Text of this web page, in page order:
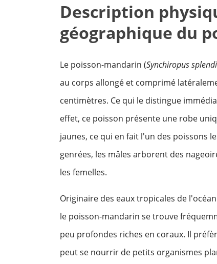
Description
géographique du
Le poisson-mandarin (Synchiropus
au corps allongé et comprimé
centimètres. Ce qui le distingue
effet, ce poisson présente une robe
jaunes, ce qui en fait l'un des poissons
genrées, les mâles arborent des
les femelles.
Originaire des eaux tropicales de
le poisson-mandarin se trouve
peu profondes riches en coraux. Il
peut se nourrir de petits organismes